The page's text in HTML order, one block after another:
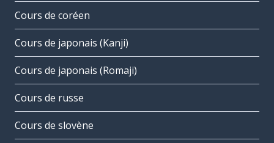
Cours de coréen
Cours de japonais (Kanji)
Cours de japonais (Romaji)
Cours de russe
Cours de slovène